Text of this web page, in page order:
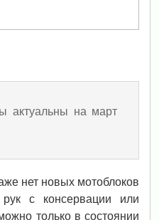
актуальны на март
нет новых мотоблоков
с консервации или
только в состоянии